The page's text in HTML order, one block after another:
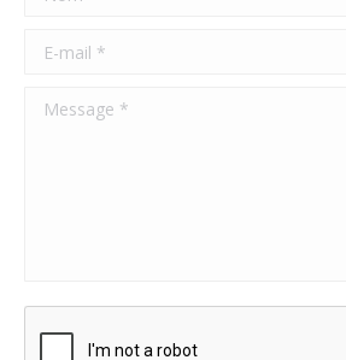
E-mail *
Message *